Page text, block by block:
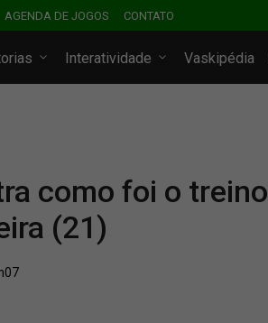
AGENDA DE JOGOS CONTATO
Interatividade Vaskipédia
como foi o treino
(21)